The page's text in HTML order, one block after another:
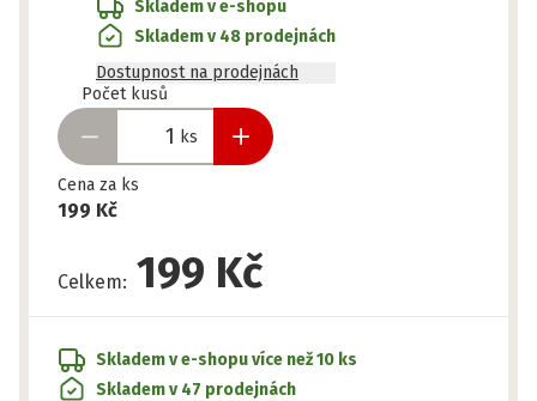
Skladem v e-shopu
Skladem v 48 prodejnách
Dostupnost na prodejnách
Počet kusů
ks
Připraveno
Cena za ks
199 Kč
Celkem: 199 Kč
Skladem v e-shopuvíce než 10 ks
Skladem v 47 prodejnách